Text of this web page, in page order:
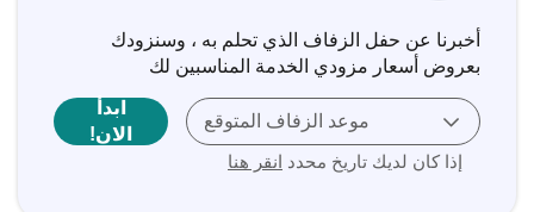
أخبرنا عن حفل الزفاف الذي تحلم به ، وسنزودك
بعروض أسعار مزودي الخدمة المناسبين لك
موعد الزفاف المتوقع
إذا كان لديك تاريخ محدد انقر هنا
ابدأ
الان!